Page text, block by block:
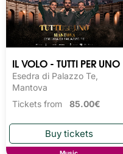
IL VOLO - TUTTI PER UNO
Esedra di Palazzo Te,
Mantova
Tickets from 85.00€